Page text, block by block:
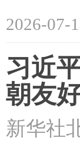
2026-07-
习近
朝友
新华社